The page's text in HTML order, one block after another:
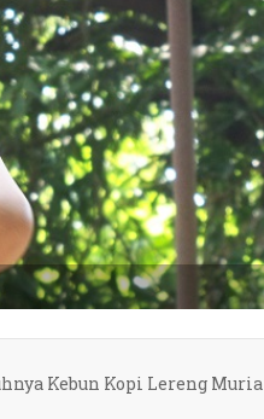
Kebun Kopi Lereng Muria